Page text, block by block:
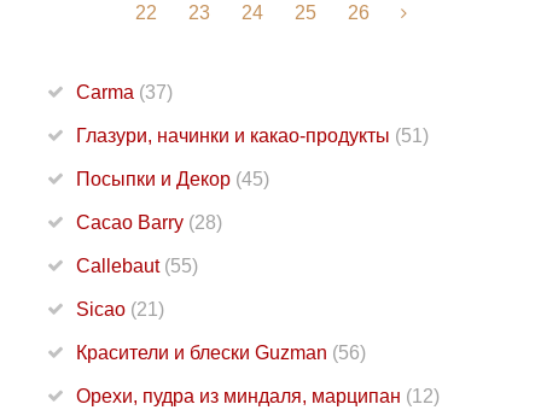
22
23 24 25 26
Carma (37)
Глазури, начинки и какао-продукты (51)
Посыпки и Декор (45)
Cacao Barry (28)
Callebaut (55)
Sicao (21)
Красители и блески Guzman (56)
Орехи, пудра из миндаля, марципан (12)